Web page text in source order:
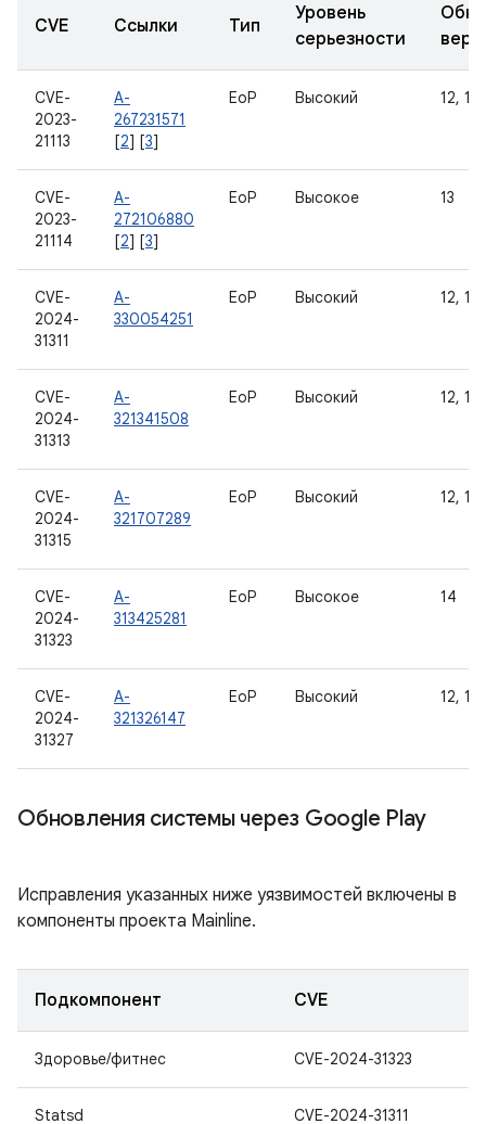
CVE Ссылки Тип
Уровень
серьезности
CVE-
2023-
21113
A-
267231571
[2] [3]
EoP Высокий 12,
CVE-
2023-
21114
A-
272106880
[2] [3]
EoP Высокое 13
CVE-
2024-
31311
A-
330054251
EoP Высокий 12,
CVE-
2024-
31313
A-
321341508
EoP Высокий 12,
CVE-
2024-
31315
A-
321707289
EoP Высокий 12,
CVE-
2024-
31323
A-
313425281
EoP Высокое 14
CVE-
2024-
31327
A-
321326147
EoP Высокий 12,
Обновления системы через Google Play
Исправления указанных ниже уязвимостей включены в
компоненты проекта Mainline.
Подкомпонент CVE
Здоровье/фитнес CVE-2024-31323
Statsd CVE-2024-31311